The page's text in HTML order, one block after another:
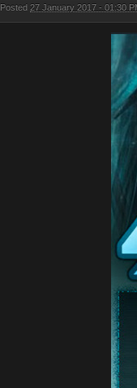
Posted27 January 2017 - 01:30